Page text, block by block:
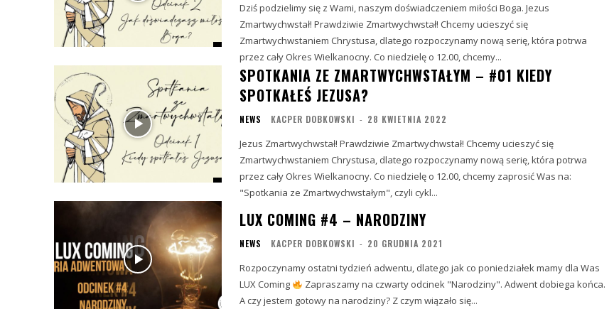
Dziś podzielimy się z Wami, naszym doświadczeniem miłości Boga. Jezus
Zmartwychwstał! Prawdziwie Zmartwychwstał! Chcemy ucieszyć się
Zmartwychwstaniem Chrystusa, dlatego rozpoczynamy nową serię, która potrwa
przez cały Okres Wielkanocny. Co niedzielę o 12.00, chcemy...
SPOTKANIA ZE ZMARTWYCHWSTAŁYM – #01 KIEDY
SPOTKAŁEŚ JEZUSA?
NEWS KACPER DOBKOWSKI - 28 KWIETNIA 2022
Jezus Zmartwychwstał! Prawdziwie Zmartwychwstał! Chcemy ucieszyć się
Zmartwychwstaniem Chrystusa, dlatego rozpoczynamy nową serię, która potrwa
przez cały Okres Wielkanocny. Co niedzielę o 12.00, chcemy zaprosić Was na:
"Spotkania ze Zmartwychwstałym", czyli cykl...
LUX COMING #4 – NARODZINY
NEWS KACPER DOBKOWSKI - 20 GRUDNIA 2021
Rozpoczynamy ostatni tydzień adwentu, dlatego jak co poniedziałek mamy dla Was
LUX Coming
A czy jestem gotowy na narodziny? Z czym wiązało się...